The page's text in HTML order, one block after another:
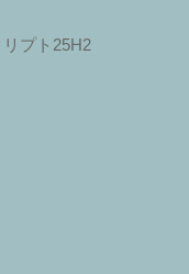
プト25H2